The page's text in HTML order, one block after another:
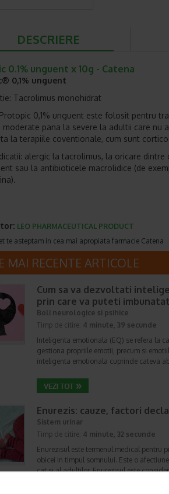
DESCRIERE
0.1% unguent x 10g - Catena
0,1% unguent
Tacrolimus monohidrat
0,1% unguent este folosit pentru
moderate pana la severe la adultii care nu
la terapiile coventionale, cum sunt
alergic la tacrolimus, la oricare
sau la antibioticele macrolidice (de
LEO PHARMACEUTICAL PRODUCT
te asteptam in cea mai apropiata farmacie Catena
MAI RECENTE ARTICOLE
Cum sa va dezvoltati
prin care va puteti
Boli neurologice si psihice
Timp de citire: 4 minute, 39 secunde
Inteligenta emotionala (EQ) se refera la
gestiona propriile emotii, precum si
inteligenta emotionala cuprinde cateva
Enurezis: cauze, factori
Sistem urinar
Timp de citire: 4 minute, 32 secunde
Enurezisul este termenul medical pentru
obicei in timpul somnului. Este o
cat si al adultilor. Enurezisul este